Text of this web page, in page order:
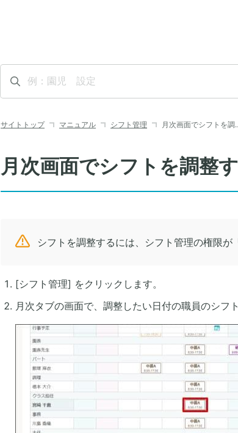
サイトトップ マニュアル シフト管理 月次画面でシフトを調
月次画面でシフトを調整
シフトを調整するには、シフト管理の権限が
[シフト管理] をクリックします。
月次タブの画面で、調整したい日付の職員のシフ